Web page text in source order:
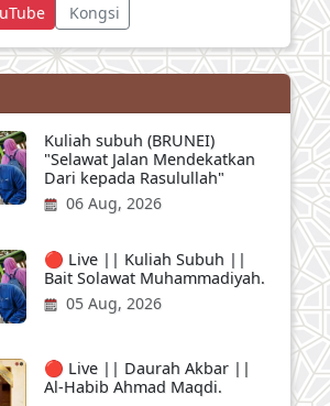
Kongsi
Kuliah subuh (BRUNEI)
"Selawat Jalan Mendekatkan
Dari kepada Rasulullah"
06 Aug, 2026
🔴 Live || Kuliah Subuh ||
Bait Solawat Muhammadiyah.
05 Aug, 2026
🔴 Live || Daurah Akbar ||
Al-Habib Ahmad Maqdi.